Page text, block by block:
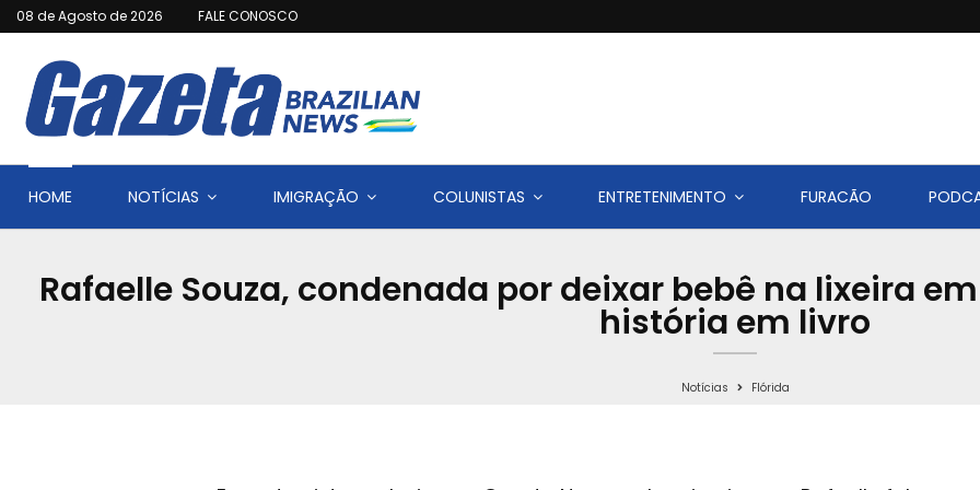
08 de Agosto de 2026 FALE CONOSCO
HOME NOTÍCIAS IMIGRAÇÃO COLUNISTAS ENTRETENIMENTO FURACÃO
Rafaelle Souza, condenada por deixar bebê na lixeira
história em livro
Notícias Flórida